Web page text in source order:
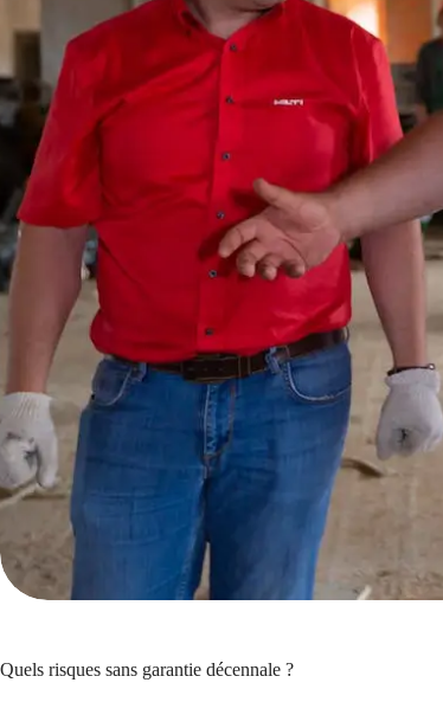
Quels risques sans garantie décennale ?